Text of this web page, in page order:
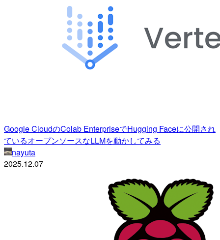
Google CloudのColab EnterpriseでHugging Faceに公開され
ているオープンソースなLLMを動かしてみる
nayuta
2025.12.07